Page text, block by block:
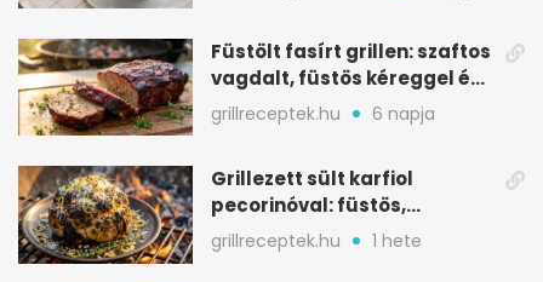
Füstölt fasírt grillen: szaftos
vagdalt, füstös kéreggel és
BBQ mázzal
grillreceptek.hu 6 napja
Grillezett sült karfiol
pecorinóval: füstös,
karamellizált nyári kedvenc
grillreceptek.hu 1 hete